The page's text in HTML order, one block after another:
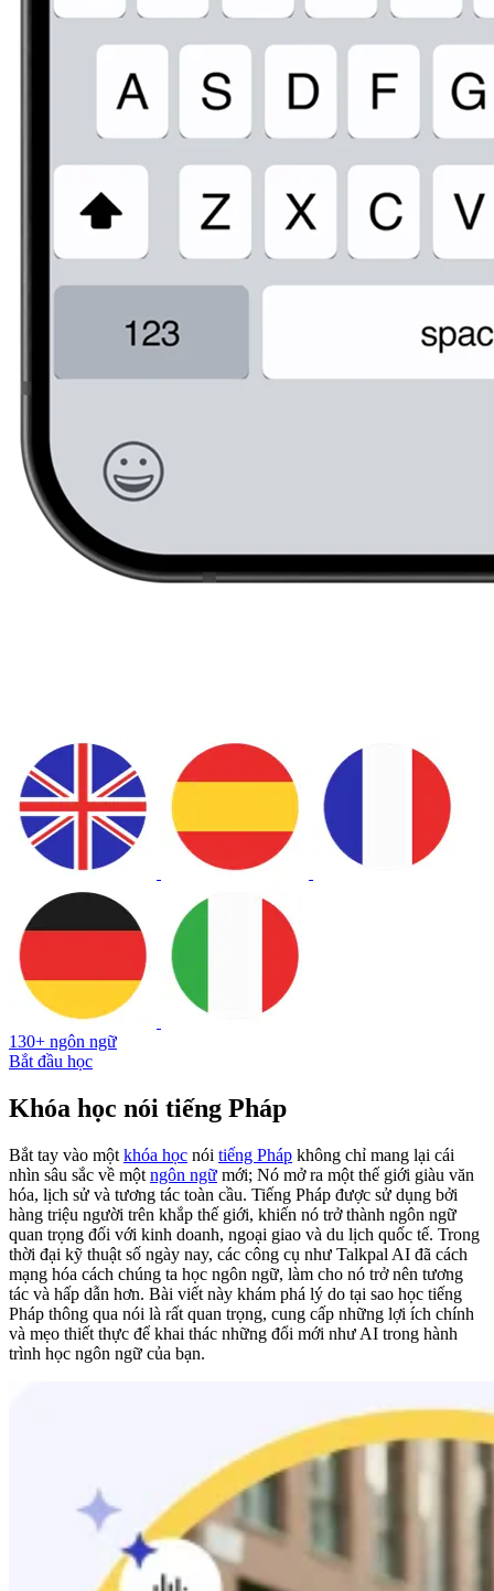
130+ ngôn ngữ
Bắt đầu học
Khóa học nói tiếng Pháp
Bắt tay vào một khóa học nói tiếng Pháp không chỉ mang lại cái
nhìn sâu sắc về một ngôn ngữ mới; Nó mở ra một thế giới giàu văn
hóa, lịch sử và tương tác toàn cầu. Tiếng Pháp được sử dụng bởi
hàng triệu người trên khắp thế giới, khiến nó trở thành ngôn ngữ
quan trọng đối với kinh doanh, ngoại giao và du lịch quốc tế. Trong
thời đại kỹ thuật số ngày nay, các công cụ như Talkpal AI đã cách
mạng hóa cách chúng ta học ngôn ngữ, làm cho nó trở nên tương
tác và hấp dẫn hơn. Bài viết này khám phá lý do tại sao học tiếng
Pháp thông qua nói là rất quan trọng, cung cấp những lợi ích chính
và mẹo thiết thực để khai thác những đổi mới như AI trong hành
trình học ngôn ngữ của bạn.